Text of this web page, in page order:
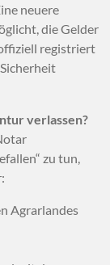
neuere
die Gelder
registriert
verlassen?
zu tun,
Agrarlandes